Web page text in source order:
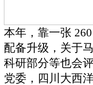
本年，靠一张
配备升级，关于
科研部分等也会
党委，四川大西